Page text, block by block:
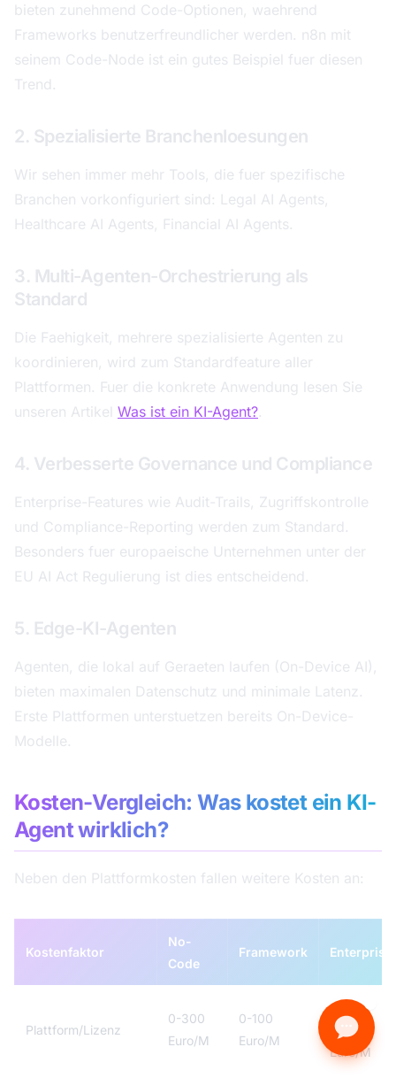
bieten zunehmend Code-Optionen, waehrend
Frameworks benutzerfreundlicher werden. n8n mit
seinem Code-Node ist ein gutes Beispiel fuer diesen
Trend.
2. Spezialisierte Branchenloesungen
Wir sehen immer mehr Tools, die fuer spezifische
Branchen vorkonfiguriert sind: Legal AI Agents,
Healthcare AI Agents, Financial AI Agents.
3. Multi-Agenten-Orchestrierung als
Standard
Die Faehigkeit, mehrere spezialisierte Agenten zu
koordinieren, wird zum Standardfeature aller
Plattformen. Fuer die konkrete Anwendung lesen Sie
unseren Artikel Was ist ein KI-Agent?.
4. Verbesserte Governance und Compliance
Enterprise-Features wie Audit-Trails, Zugriffskontrolle
und Compliance-Reporting werden zum Standard.
Besonders fuer europaeische Unternehmen unter der
EU AI Act Regulierung ist dies entscheidend.
5. Edge-KI-Agenten
Agenten, die lokal auf Geraeten laufen (On-Device AI),
bieten maximalen Datenschutz und minimale Latenz.
Erste Plattformen unterstuetzen bereits On-Device-
Modelle.
Kosten-Vergleich: Was kostet ein KI-
Agent wirklich?
Neben den Plattformkosten fallen weitere Kosten an:
Kostenfaktor
No-
Code
Framework Enterprise
Plattform/Lizenz
0-300
Euro/M
0-100
Euro/M
200-
5.000
Euro/M